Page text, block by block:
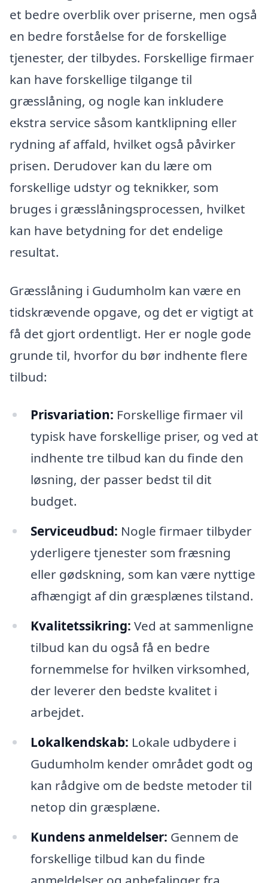
et bedre overblik over priserne, men også
en bedre forståelse for de forskellige
tjenester, der tilbydes. Forskellige firmaer
kan have forskellige tilgange til
græsslåning, og nogle kan inkludere
ekstra service såsom kantklipning eller
rydning af affald, hvilket også påvirker
prisen. Derudover kan du lære om
forskellige udstyr og teknikker, som
bruges i græsslåningsprocessen, hvilket
kan have betydning for det endelige
resultat.
Græsslåning i Gudumholm kan være en
tidskrævende opgave, og det er vigtigt at
få det gjort ordentligt. Her er nogle gode
grunde til, hvorfor du bør indhente flere
tilbud:
Prisvariation: Forskellige firmaer vil
typisk have forskellige priser, og ved at
indhente tre tilbud kan du finde den
løsning, der passer bedst til dit
budget.
Serviceudbud: Nogle firmaer tilbyder
yderligere tjenester som fræsning
eller gødskning, som kan være nyttige
afhængigt af din græsplænes tilstand.
Kvalitetssikring: Ved at sammenligne
tilbud kan du også få en bedre
fornemmelse for hvilken virksomhed,
der leverer den bedste kvalitet i
arbejdet.
Lokalkendskab: Lokale udbydere i
Gudumholm kender området godt og
kan rådgive om de bedste metoder til
netop din græsplæne.
Kundens anmeldelser: Gennem de
forskellige tilbud kan du finde